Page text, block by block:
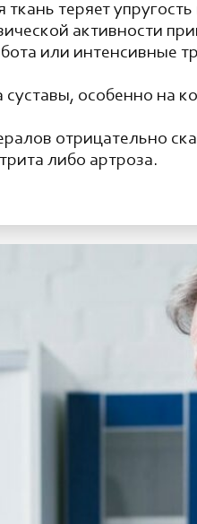
теряет
активности
или интенсивные
суставы, особенно на
отрицательно
либо артроза.